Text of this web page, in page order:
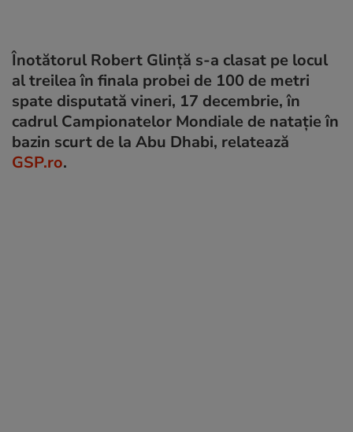
Înotătorul Robert Glință s-a clasat pe locul
al treilea în finala probei de 100 de metri
spate disputată vineri, 17 decembrie, în
cadrul Campionatelor Mondiale de nataţie în
bazin scurt de la Abu Dhabi, relatează
GSP.ro.